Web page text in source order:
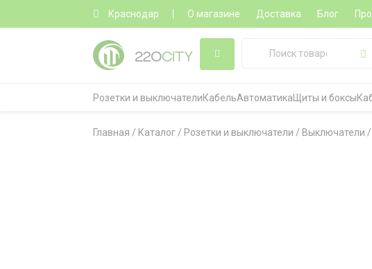
Краснодар О магазине Доставка Блог
Розетки и выключателиКабельАвтоматика Щиты и боксы
Главная / Каталог / Розетки и выключатели / Выключатели /